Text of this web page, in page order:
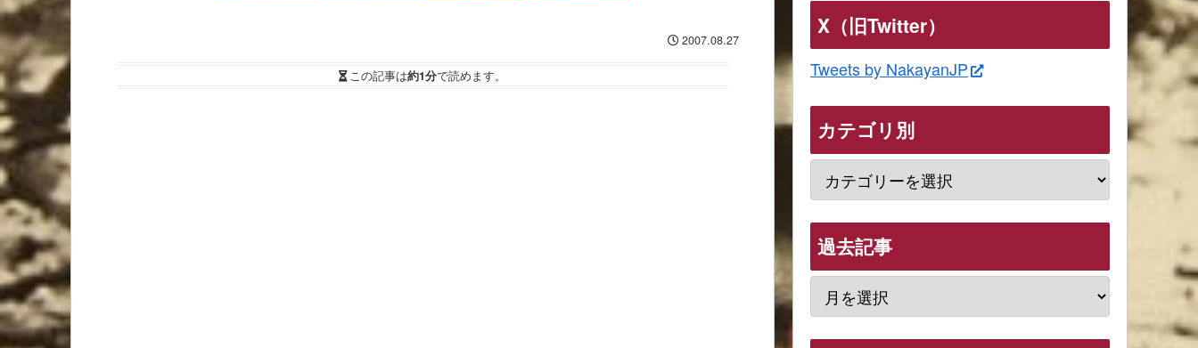
2007.08.27
この記事は約1分で読めます。
X（旧Twitter）
Tweets by NakayanJP
カテゴリ別
過去記事